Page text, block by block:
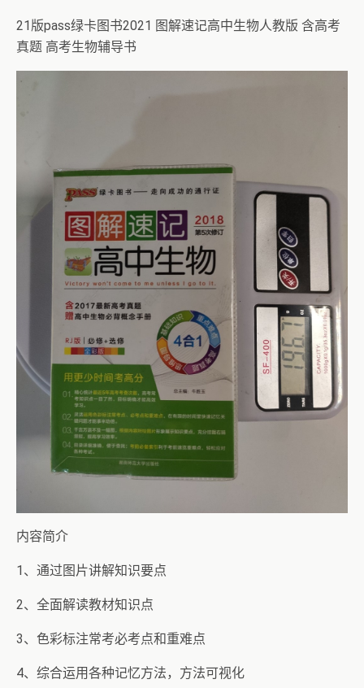
21版pass绿卡图书2021 图解速记高中生物人教版 含高考
真题 高考生物辅导书
内容简介
1、通过图片讲解知识要点
2、全面解读教材知识点
3、色彩标注常考必考点和重难点
4、综合运用各种记忆方法，方法可视化